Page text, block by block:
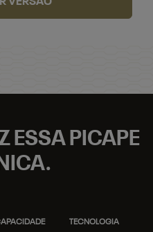
VERSÃO
ESSA PICAPE
TECNOLOGIA